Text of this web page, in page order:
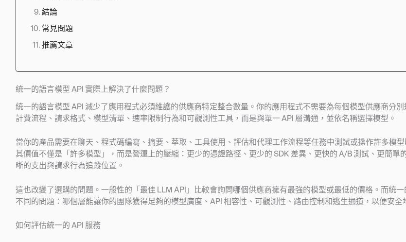
結論
常見問題
推薦文章
統一的語言模型 API 實際上解決了什麼問題？
統一的語言模型 API 減少了應用程式必須維護的供應商特定整合數量。你的應用程式不需要為每個模型供應商分別
計費流程、請求格式、模型清單、速率限制行為和可觀測性工具，而是與單一 API 層溝通，並依名稱選擇模型。
當你的產品需要在聊天、程式碼編寫、摘要、萃取、工具使用、評估和代理工作流程等任務中測試或操作許多模型
其價值不僅是「許多模型」，而是營運上的壓縮：更少的憑證路徑、更少的 SDK 差異、更快的 A/B 測試、更簡單
晰的支出與請求行為追蹤位置。
這也改變了選購的問題。一般性的「最佳 LLM API」比較會詢問哪個供應商擁有最強的模型或最低的價格。而統一
不同的問題：哪個層能讓你的團隊獲得足夠的模型廣度、API 相容性、可觀測性、路由控制和逃生通道，以便安全
如何評估統一的 API 服務